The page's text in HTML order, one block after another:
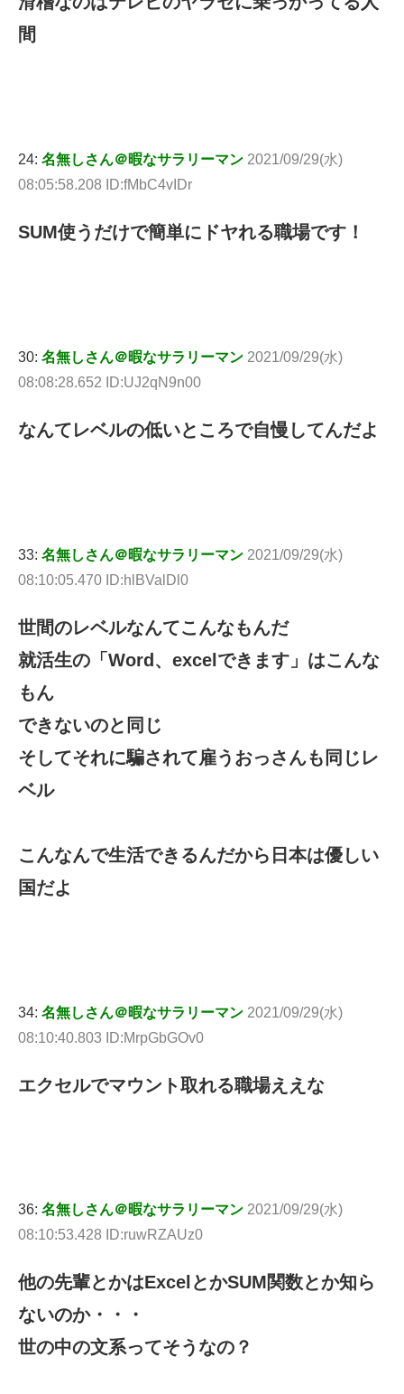
間
24: 名無しさん＠暇なサラリーマン 2021/09/29(水)
08:05:58.208 ID:fMbC4vIDr
SUM使うだけで簡単にドヤれる職場です！
30: 名無しさん＠暇なサラリーマン 2021/09/29(水)
08:08:28.652 ID:UJ2qN9n00
なんてレベルの低いところで自慢してんだよ
33: 名無しさん＠暇なサラリーマン 2021/09/29(水)
08:10:05.470 ID:hlBValDl0
世間のレベルなんてこんなもんだ
就活生の「Word、excelできます」はこんな
もん
できないのと同じ
そしてそれに騙されて雇うおっさんも同じレ
ベル
こんなんで生活できるんだから日本は優しい
国だよ
34: 名無しさん＠暇なサラリーマン 2021/09/29(水)
08:10:40.803 ID:MrpGbGOv0
エクセルでマウント取れる職場ええな
36: 名無しさん＠暇なサラリーマン 2021/09/29(水)
08:10:53.428 ID:ruwRZAUz0
他の先輩とかはExcelとかSUM関数とか知ら
ないのか・・・
世の中の文系ってそうなの？